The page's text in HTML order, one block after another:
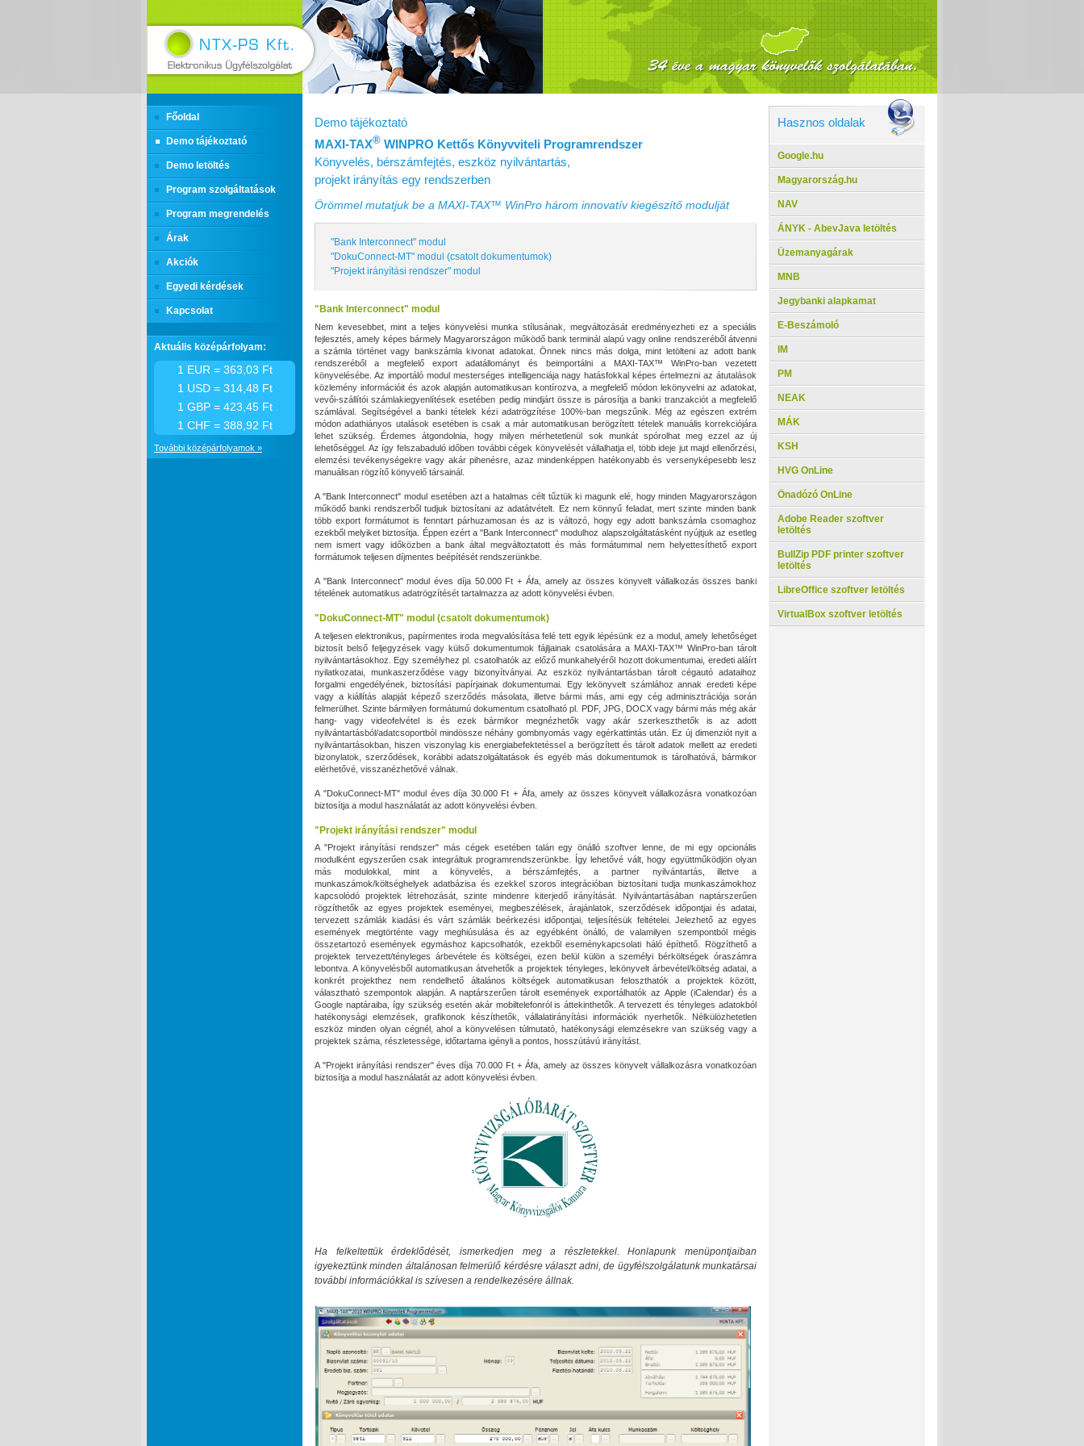
Főoldal
Demo tájékoztató
Demo letöltés
Program szolgáltatások
Program megrendelés
Árak
Akciók
Egyedi kérdések
Kapcsolat
Demo tájékoztató
MAXI‑TAX® WINPRO Kettős Könyvviteli Programrendszer
Könyvelés, bérszámfejtés, eszköz nyilvántartás,
projekt irányítás egy rendszerben
Örömmel mutatjuk be a MAXI‑TAX™ WinPro három innovatív kiegészítő modulját
"Bank Interconnect" modul
"DokuConnect-MT" modul (csatolt dokumentumok)
"Projekt irányítási rendszer" modul
"Bank Interconnect" modul
Nem kevesebbet, mint a teljes könyvelési munka stílusának, megváltozását eredményezheti ez a speciális
fejlesztés, amely képes bármely Magyarországon működő bank terminál alapú vagy online rendszeréből átvenni
a számla történet vagy bankszámla kivonat adatokat. Önnek nincs más dolga, mint letölteni az adott bank
rendszeréből a megfelelő export adatállományt és beimportálni a MAXI‑TAX™ WinPro-ban vezetett
könyvelésébe. Az importáló modul mesterséges intelligenciája nagy hatásfokkal képes értelmezni az átutalások
közlemény információit és azok alapján automatikusan kontírozva, a megfelelő módon lekönyvelni az adatokat,
vevői-szállítói számlakiegyenlítések esetében pedig mindjárt össze is párosítja a banki tranzakciót a megfelelő
számlával. Segítségével a banki tételek kézi adatrögzítése 100%-ban megszűnik. Még az egészen extrém
módon adathiányos utalások esetében is csak a már automatikusan berögzített tételek manuális korrekciójára
lehet szükség. Érdemes átgondolnia, hogy milyen mérhetetlenül sok munkát spórolhat meg ezzel az új
lehetőséggel. Az így felszabaduló időben további cégek könyvelését vállalhatja el, több ideje jut majd ellenőrzési,
elemzési tevékenységekre vagy akár pihenésre, azaz mindenképpen hatékonyabb és versenyképesebb lesz
manuálisan rögzítő könyvelő társainál.
A "Bank Interconnect" modul esetében azt a hatalmas célt tűztük ki magunk elé, hogy minden Magyarországon
működő banki rendszerből tudjuk biztosítani az adatátvételt. Ez nem könnyű feladat, mert szinte minden bank
több export formátumot is fenntart párhuzamosan és az is változó, hogy egy adott bankszámla csomaghoz
ezekből melyiket biztosítja. Éppen ezért a "Bank Interconnect" modulhoz alapszolgáltatásként nyújtjuk az esetleg
nem ismert vagy időközben a bank által megváltoztatott és más formátummal nem helyettesíthető export
formátumok teljesen díjmentes beépítését rendszerünkbe.
A "Bank Interconnect" modul éves díja 50.000 Ft + Áfa, amely az összes könyvelt vállalkozás összes banki
tételének automatikus adatrögzítését tartalmazza az adott könyvelési évben.
"DokuConnect-MT" modul (csatolt dokumentumok)
A teljesen elektronikus, papírmentes iroda megvalósítása felé tett egyik lépésünk ez a modul, amely lehetőséget
biztosít belső feljegyzések vagy külső dokumentumok fájljainak csatolására a MAXI‑TAX™ WinPro-ban tárolt
nyilvántartásokhoz. Egy személyhez pl. csatolhatók az előző munkahelyéről hozott dokumentumai, eredeti aláírt
nyilatkozatai, munkaszerződése vagy bizonyítványai. Az eszköz nyilvántartásban tárolt cégautó adataihoz
forgalmi engedélyének, biztosítási papírjainak dokumentumai. Egy lekönyvelt számlához annak eredeti képe
vagy a kiállítás alapját képező szerződés másolata, illetve bármi más, ami egy cég adminisztrációja során
felmerülhet. Szinte bármilyen formátumú dokumentum csatolható pl. PDF, JPG, DOCX vagy bármi más még akár
hang- vagy videofelvétel is és ezek bármikor megnézhetők vagy akár szerkeszthetők is az adott
nyilvántartásból/adatcsoportból mindössze néhány gombnyomás vagy egérkattintás után. Ez új dimenziót nyit a
nyilvántartásokban, hiszen viszonylag kis energiabefektetéssel a berögzített és tárolt adatok mellett az eredeti
bizonylatok, szerződések, korábbi adatszolgáltatások és egyéb más dokumentumok is tárolhatóvá, bármikor
elérhetővé, visszanézhetővé válnak.
A "DokuConnect-MT" modul éves díja 30.000 Ft + Áfa, amely az összes könyvelt vállalkozásra vonatkozóan
biztosítja a modul használatát az adott könyvelési évben.
"Projekt irányítási rendszer" modul
A "Projekt irányítási rendszer" más cégek esetében talán egy önálló szoftver lenne, de mi egy opcionális
modulként egyszerűen csak integráltuk programrendszerünkbe. Így lehetővé vált, hogy együttműködjön olyan
más modulokkal, mint a könyvelés, a bérszámfejtés, a partner nyilvántartás, illetve a
munkaszámok/költséghelyek adatbázisa és ezekkel szoros integrációban biztosítani tudja munkaszámokhoz
kapcsolódó projektek létrehozását, szinte mindenre kiterjedő irányítását. Nyilvántartásában naptárszerűen
rögzíthetők az egyes projektek eseményei, megbeszélések, árajánlatok, szerződések időpontjai és adatai,
tervezett számlák kiadási és várt számlák beérkezési időpontjai, teljesítésük feltételei. Jelezhető az egyes
események megtörténte vagy meghiúsulása és az egyébként önálló, de valamilyen szempontból mégis
összetartozó események egymáshoz kapcsolhatók, ezekből eseménykapcsolati háló építhető. Rögzíthető a
projektek tervezett/tényleges árbevétele és költségei, ezen belül külön a személyi bérköltségek óraszámra
lebontva. A könyvelésből automatikusan átvehetők a projektek tényleges, lekönyvelt árbevétel/költség adatai, a
konkrét projekthez nem rendelhető általános költségek automatikusan feloszthatók a projektek között,
választható szempontok alapján. A naptárszerűen tárolt események exportálhatók az Apple (iCalendar) és a
Google naptáraiba, így szükség esetén akár mobiltelefonról is áttekinthetők. A tervezett és tényleges adatokból
hatékonysági elemzések, grafikonok készíthetők, vállalatirányítási információk nyerhetők. Nélkülözhetetlen
eszköz minden olyan cégnél, ahol a könyvelésen túlmutató, hatékonysági elemzésekre van szükség vagy a
projektek száma, részletessége, időtartama igényli a pontos, hosszútávú irányítást.
A "Projekt irányítási rendszer" éves díja 70.000 Ft + Áfa, amely az összes könyvelt vállalkozásra vonatkozóan
biztosítja a modul használatát az adott könyvelési évben.
Ha felkeltettük érdeklődését, ismerkedjen meg a részletekkel. Honlapunk menüpontjaiban
igyekeztünk minden általánosan felmerülő kérdésre választ adni, de ügyfélszolgálatunk munkatársai
további információkkal is szívesen a rendelkezésére állnak.
Hasznos oldalak
Google.hu
Magyarország.hu
NAV
ÁNYK - AbevJava letöltés
Üzemanyagárak
MNB
Jegybanki alapkamat
E-Beszámoló
IM
PM
NEAK
MÁK
KSH
HVG OnLine
Önadózó OnLine
Adobe Reader szoftver
letöltés
BullZip PDF printer szoftver
letöltés
LibreOffice szoftver letöltés
VirtualBox szoftver letöltés
Aktuális középárfolyam:
1 EUR = 363,03 Ft
1 USD = 314,48 Ft
1 GBP = 423,45 Ft
1 CHF = 388,92 Ft
További középárfolyamok »